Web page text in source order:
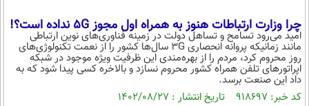
سرگرمی
فناوری
گوناگون
حوادث
پیامک
روانشناسی
آشپزی
دانلود
چرا وزارت ارتباطات هنوز به همراه اول مجوز 5G نداده است؟!
امید می‌رود تسامح و تساهل دولت در زمینه فناوری‌های نوین ارتباطی
مانند زمانیکه پروانه انحصاری 3G سال‌ها کشور را از نعمت تکنولوژی‌های
روز محروم کرد، مردم را از بهره‌مندی این ظرفیت ویژه موجود در شبکه
اپراتورهای تلفن همراه کشور محروم نسازد و بالاخره کسی پیدا شود که به
داد این صنعت برسد.
کد خبر: ۹۱۸۶۹۷ تاریخ انتشار : ۱۴۰۲/۰۸/۲۷